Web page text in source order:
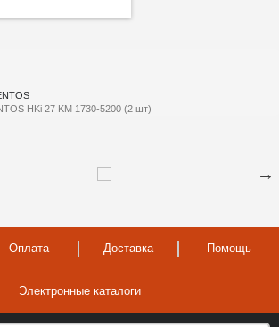
HKi 27 KM 1730-5200 (2 шт)
Оплата Доставка Помощь
Электронные каталоги